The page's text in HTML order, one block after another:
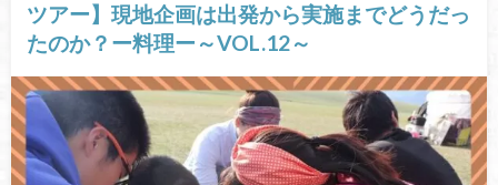
ツアー】現地企画は出発から実施までどうだっ
たのか？ー料理ー～VOL.12～